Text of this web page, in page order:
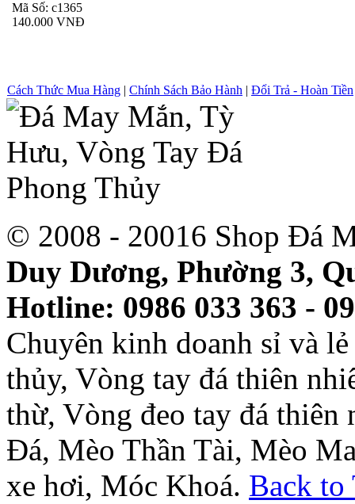
Mã Số: c1365
140.000 VNĐ
Cách Thức Mua Hàng | Chính Sách Bảo Hành | Đổi Trả - Hoàn Tiền
© 2008 - 20016 Shop Đá
Duy Dương, Phường 3,
Hotline: 0986 033 363 -
Chuyên kinh doanh sỉ và
thủy, Vòng tay đá thiên
thừ, Vòng đeo tay đá thiên
Đá, Mèo Thần Tài, Mèo
xe hơi, Móc Khoá. Back to